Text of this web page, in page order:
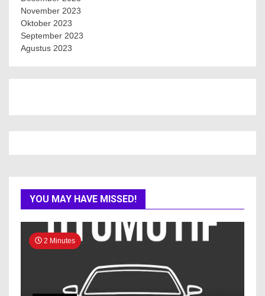
November 2023
Oktober 2023
September 2023
Agustus 2023
YOU MAY HAVE MISSED!
2 Minutes